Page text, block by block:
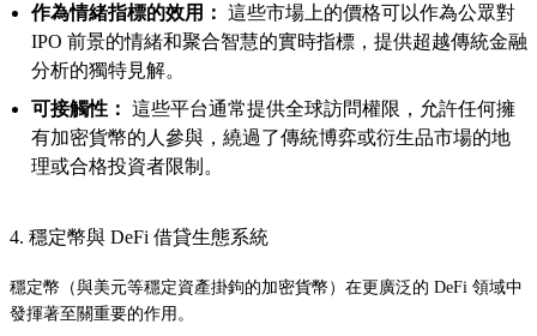
作為情緒指標的效用： 這些市場上的價格可以作為公眾對
IPO 前景的情緒和聚合智慧的實時指標，提供超越傳統金融
分析的獨特見解。
可接觸性： 這些平台通常提供全球訪問權限，允許任何擁
有加密貨幣的人參與，繞過了傳統博弈或衍生品市場的地
理或合格投資者限制。
4. 穩定幣與 DeFi 借貸生態系統
穩定幣（與美元等穩定資產掛鉤的加密貨幣）在更廣泛的 DeFi 領域中
發揮著至關重要的作用。